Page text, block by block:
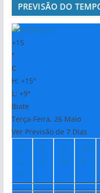
PREVISÃO DO
+15
°
C
H: +15°
L: +9°
Ibate
Terça-Feira, 26 Maio
Ver Previsão de 7 Dias
Q
u
a
Q
ui
S
ex
Sá
b